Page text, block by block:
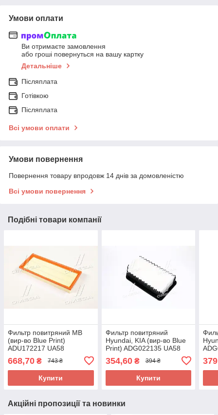
Умови оплати
Ви отримаєте замовлення
або гроші повернуться на вашу картку
Детальніше
Післяплата
Готівкою
Післяплата
Всі умови оплати
Умови повернення
Повернення товару впродовж 14 днів за домовленістю
Всі умови повернення
Подібні товари компанії
Фильтр повитряний MB
(вир-во Blue Print)
ADU172217 UA58
668,70 ₴ 743 ₴
Купити
Фильтр повитряний
Hyundai, KIA (вир-во Blue
Print) ADG022135 UA58
354,60₴ 394 ₴
Купити
Акційні пропозиції та новинки